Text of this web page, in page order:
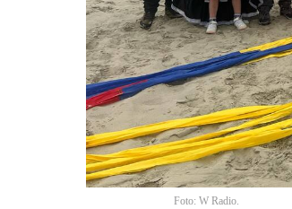
Foto: W Radio.